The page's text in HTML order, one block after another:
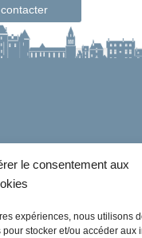
le consentement aux
expériences, nous utilisons
stocker et/ou accéder aux
sur-Loire
Mairie,